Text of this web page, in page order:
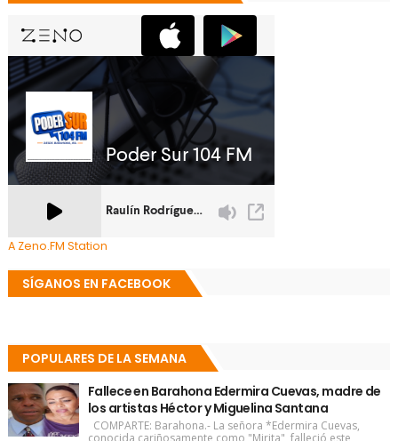
A Zeno.FM Station
SÍGANOS EN FACEBOOK
POPULARES DE LA SEMANA
Fallece en Barahona Edermira Cuevas, madre de
los artistas Héctor y Miguelina Santana
COMPARTE: Barahona.- La señora *Edermira Cuevas,
conocida cariñosamente como "Mirita", falleció este